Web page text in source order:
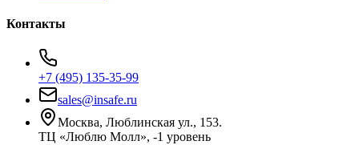
Контакты
+7 (495) 135-35-99
sales@insafe.ru
Москва, Люблинская ул., 153.
ТЦ «Люблю Молл», -1 уровень